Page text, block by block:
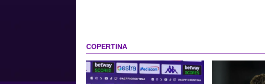
COPERTINA